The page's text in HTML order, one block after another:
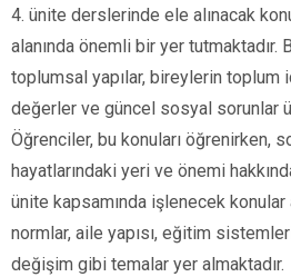
4. ünite derslerinde ele alınacak
alanında önemli bir yer tutmaktadır.
toplumsal yapılar, bireylerin toplum
değerler ve güncel sosyal sorunlar
Öğrenciler, bu konuları öğrenirken,
hayatlarındaki yeri ve önemi
ünite kapsamında işlenecek konular
normlar, aile yapısı, eğitim
değişim gibi temalar yer almaktadır.